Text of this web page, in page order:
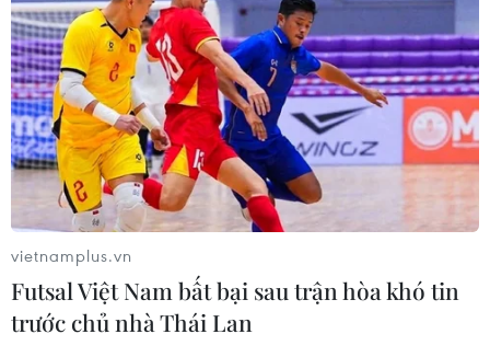
vietnamplus.vn
Futsal Việt Nam bất bại sau trận hòa khó tin
trước chủ nhà Thái Lan